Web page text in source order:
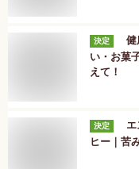
決定
健
い・お菓
えて！
決定
ヒー｜苦